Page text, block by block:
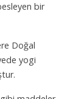
bir
Doğal
yogi